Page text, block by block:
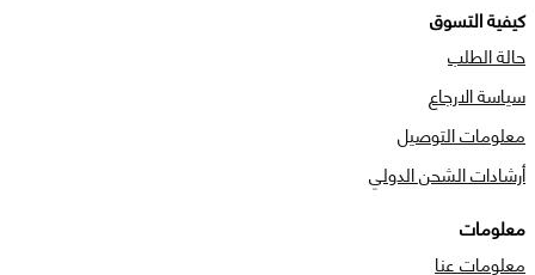
كيفية التسوق
حالة الطلب
سياسة الارجاع
معلومات التوصيل
أرشادات الشحن الدولي
معلومات
معلومات عنا